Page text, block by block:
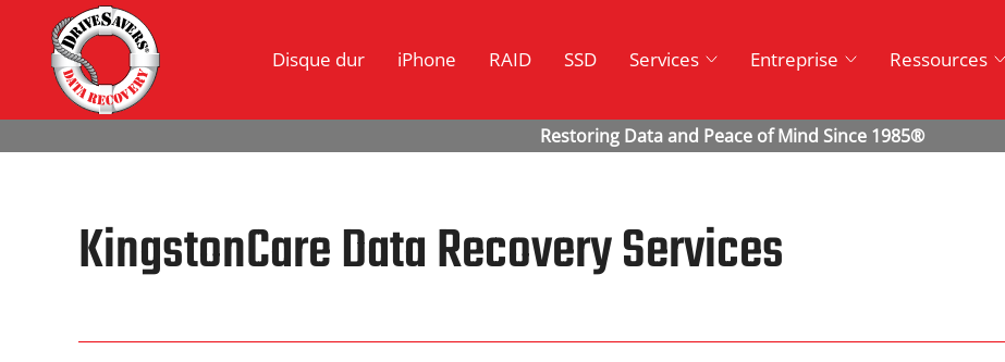
Disque dur iPhone RAID SSD Services Entreprise Ressources
KingstonCare Data Recovery Services